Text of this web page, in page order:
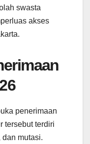
swasta
akses
penerimaan
tersebut terdiri
mutasi.